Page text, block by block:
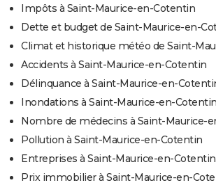
Impôts à Saint-Maurice-en-Cotentin
Dette et budget de Saint-Maurice-en-
Climat et historique météo de Saint-
Accidents à Saint-Maurice-en-Cotentin
Délinquance à Saint-Maurice-en-
Inondations à Saint-Maurice-en-Cotentin
Nombre de médecins à Saint-Maurice-
Pollution à Saint-Maurice-en-Cotentin
Entreprises à Saint-Maurice-en-Cotentin
Prix immobilier à Saint-Maurice-en-